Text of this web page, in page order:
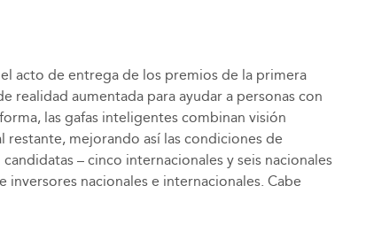
acto de entrega de los premios de la primera
realidad aumentada para ayudar a personas con
las gafas inteligentes combinan visión
mejorando así las condiciones de
– cinco internacionales y seis nacionales
nacionales e internacionales. Cabe